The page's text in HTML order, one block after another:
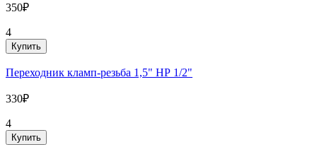
350₽
4
Купить
Переходник кламп-резьба 1,5" НР 1/2"
330₽
4
Купить